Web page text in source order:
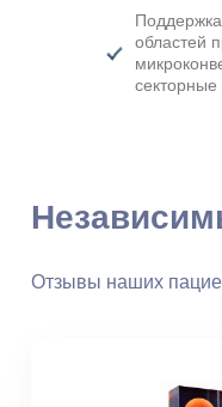
областей
Отзывы наших